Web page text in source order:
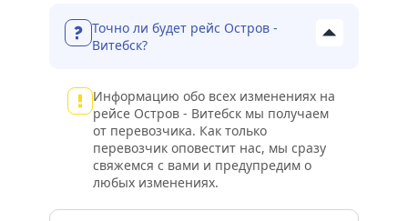
Точно ли будет рейс Остров -
Витебск?
Информацию обо всех изменениях на
рейсе Остров - Витебск мы получаем
от перевозчика. Как только
перевозчик оповестит нас, мы сразу
свяжемся с вами и предупредим о
любых изменениях.